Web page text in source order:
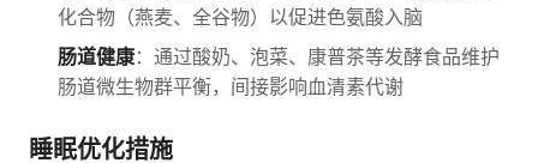
化合物（燕麦、全谷物）以促进色氨酸入脑
肠道健康：通过酸奶、泡菜、康普茶等发酵食品维护
肠道微生物群平衡，间接影响血清素代谢
睡眠优化措施